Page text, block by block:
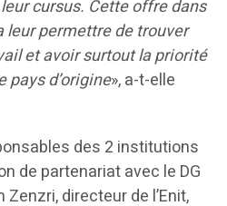
cursus. Cette offre dans
permettre de trouver
et avoir surtout la priorité
pays d’origine», a-t-elle
des 2 institutions
de partenariat avec le DG
directeur de l’Enit,